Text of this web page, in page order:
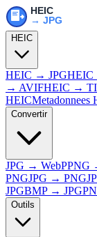
HEIC
HEIC → JPG
→ AVIFHEIC →
HEICMetadonnees
Convertir
JPG → WebPPNG
PNGJPG → PNG
JPGBMP → JPG
Outils